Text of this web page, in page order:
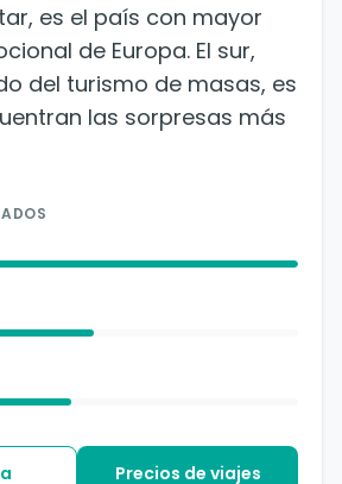
es el país con mayor
de Europa. El sur,
del turismo de masas, es
las sorpresas más
Precios de viajes